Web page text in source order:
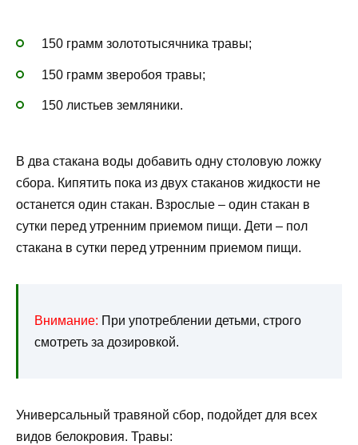
150 грамм золототысячника травы;
150 грамм зверобоя травы;
150 листьев земляники.
В два стакана воды добавить одну столовую ложку
сбора. Кипятить пока из двух стаканов жидкости не
останется один стакан. Взрослые – один стакан в
сутки перед утренним приемом пищи. Дети – пол
стакана в сутки перед утренним приемом пищи.
Внимание: При употреблении детьми, строго
смотреть за дозировкой.
Универсальный травяной сбор, подойдет для всех
видов белокровия. Травы: